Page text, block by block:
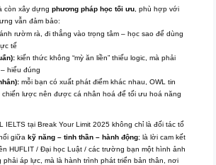
còn xây dựngphương pháp học tối ưu , phù hợp với
vẫn đảm bảo:
rườm rà, đi thẳng vào trọng tâm – học sao để dùng
tế
kiến thức không “mỳ ăn liền” thiếu logic, mà phải
hiểu đúng
mỗi bạn có xuất phát điểm khác nhau, OWL tin
chiến lược nên được cá nhân hoá để tối ưu hoá năng
IELTS tại Break Your Limit 2025 không chỉ là đối tác tổ
giữakỹ năng – tinh thần – hành động; là lời cam kết
HUFLIT / Đại học Luật / các trường bạn một hình ảnh
phải áp lực, mà là hành trình phát triển bản thân, nơi